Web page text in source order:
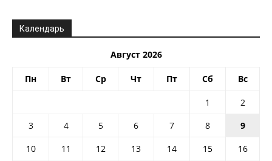
Календарь
Август 2026
Пн Вт Ср Чт Пт Сб Вс
1
2
3
4 5 6 7 8
9
10
11 12 13 14 15
16